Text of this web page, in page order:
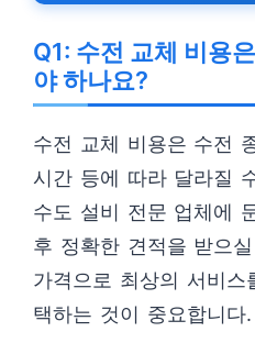
Q1: 수전 교체 비용
야 하나요?
수전 교체 비용은 수전
시간 등에 따라 달라질
수도 설비 전문 업체에
후 정확한 견적을 받으
가격으로 최상의 서비스
택하는 것이 중요합니다.